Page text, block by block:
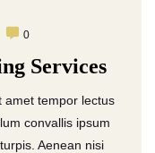
0
Services
amet tempor lectus
convallis ipsum
Aenean nisi